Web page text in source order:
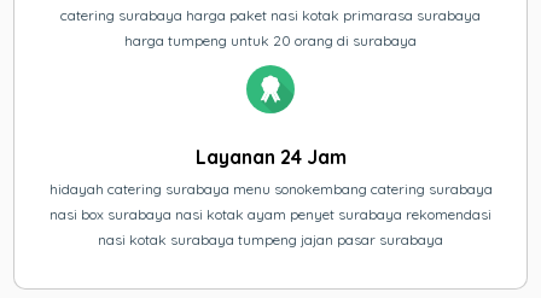
catering surabaya harga paket nasi kotak primarasa surabaya
harga tumpeng untuk 20 orang di surabaya
Layanan 24 Jam
hidayah catering surabaya menu sonokembang catering surabaya
nasi box surabaya nasi kotak ayam penyet surabaya rekomendasi
nasi kotak surabaya tumpeng jajan pasar surabaya